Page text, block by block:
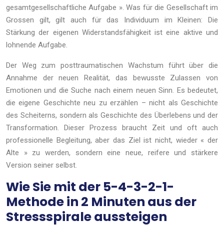
gesamtgesellschaftliche Aufgabe ». Was für die Gesellschaft im
Grossen gilt, gilt auch für das Individuum im Kleinen: Die
Stärkung der eigenen Widerstandsfähigkeit ist eine aktive und
lohnende Aufgabe.
Der Weg zum posttraumatischen Wachstum führt über die
Annahme der neuen Realität, das bewusste Zulassen von
Emotionen und die Suche nach einem neuen Sinn. Es bedeutet,
die eigene Geschichte neu zu erzählen – nicht als Geschichte
des Scheiterns, sondern als Geschichte des Überlebens und der
Transformation. Dieser Prozess braucht Zeit und oft auch
professionelle Begleitung, aber das Ziel ist nicht, wieder « der
Alte » zu werden, sondern eine neue, reifere und stärkere
Version seiner selbst.
Wie Sie mit der 5-4-3-2-1-
Methode in 2 Minuten aus der
Stressspirale aussteigen